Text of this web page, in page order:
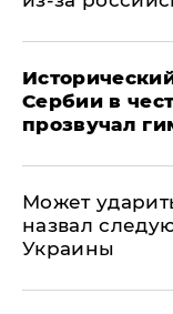
Сербии в
прозвучал
Может
назвал
Украины